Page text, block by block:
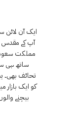
ایک آن لائن
آپ کے مقدس
مملکت
ساتھ ہی
تحائف بھی۔
کو ایک بازار
بیچنے